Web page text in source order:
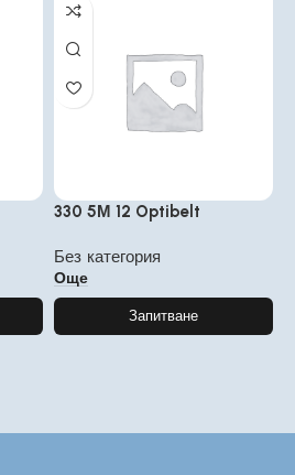
330 5М 12 Optibelt
Без категория
Още
Запитване